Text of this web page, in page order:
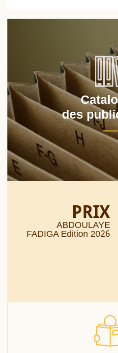
des
PRIX
ABDOULAYE
FADIGA Edition 2026